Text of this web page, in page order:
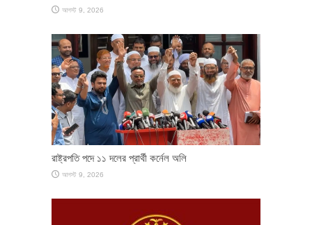
আগস্ট 9, 2026
রাষ্ট্রপতি পদে ১১ দলের প্রার্থী কর্নেল অলি
আগস্ট 9, 2026